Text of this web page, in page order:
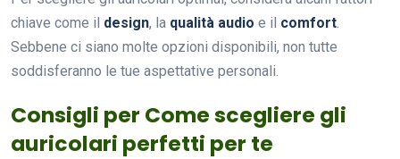
chiave come il design, la qualità audio e il comfort.
Sebbene ci siano molte opzioni disponibili, non tutte
soddisferanno le tue aspettative personali.
Consigli per Come scegliere gli
auricolari perfetti per te